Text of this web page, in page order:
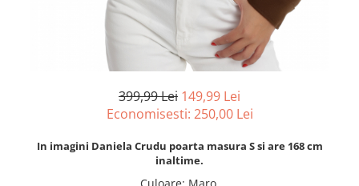
399,99 Lei 149,99 Lei
Economisesti: 250,00 Lei
In imagini Daniela Crudu poarta masura S si are 168 cm
inaltime.